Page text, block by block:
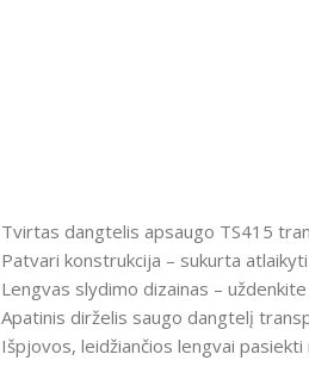
Tvirtas dangtelis apsaugo TS415
Patvari konstrukcija – sukurta
Lengvas slydimo dizainas –
Apatinis dirželis saugo dangtelį
Išpjovos, leidžiančios lengvai pasiekti